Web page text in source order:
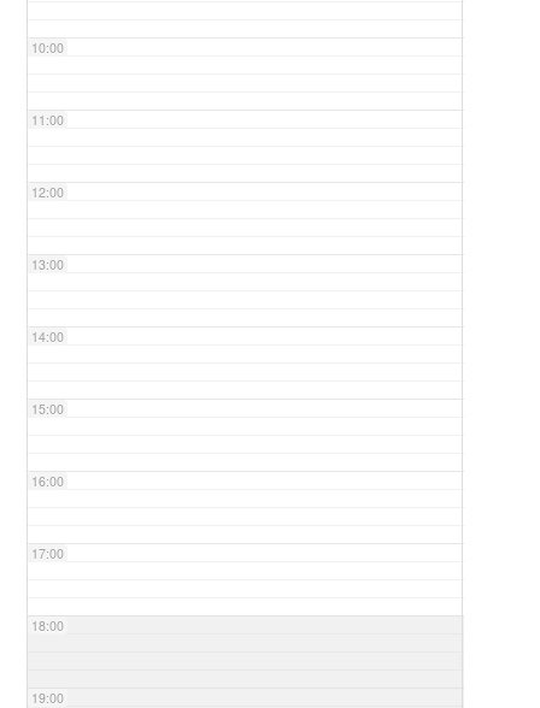
10:00
11:00
12:00
13:00
14:00
15:00
16:00
17:00
18:00
19:00